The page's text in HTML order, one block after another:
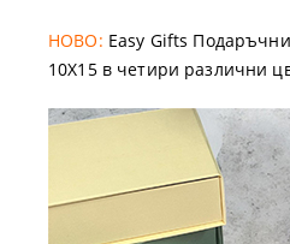
НОВО: Easy Gifts
10X15 в четири различни